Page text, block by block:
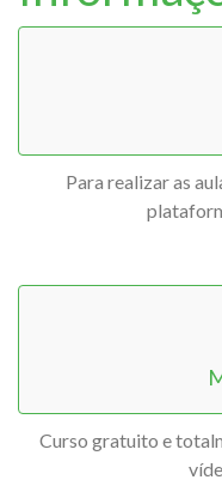
Para realizar as
Curso gratuito e